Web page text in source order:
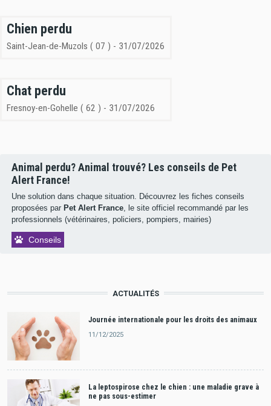
Chien perdu
Saint-Jean-de-Muzols ( 07 ) - 31/07/2026
Chat perdu
Fresnoy-en-Gohelle ( 62 ) - 31/07/2026
Animal perdu? Animal trouvé? Les conseils de Pet
Alert France!
Une solution dans chaque situation. Découvrez les fiches conseils
proposées par Pet Alert France, le site officiel recommandé par les
professionnels (vétérinaires, policiers, pompiers, mairies)
Conseils
ACTUALITÉS
Journée internationale pour les droits des animaux
11/12/2025
La leptospirose chez le chien : une maladie grave à
ne pas sous-estimer